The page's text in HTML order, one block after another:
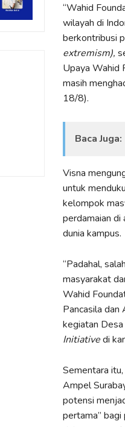
“Wahid
wilayah di
berkontribusi
extremism),
Upaya Wahid
masih
18/8).
Baca Juga:
Visna
untuk
kelompok
perdamaian di
dunia kampus.
“Padahal,
masyarakat
Wahid
Pancasila dan
kegiatan
Initiativedi
Sementara
Ampel
potensi
pertama” bagi